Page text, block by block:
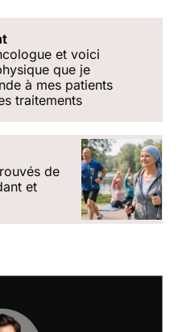
et voici
que je
à mes patients
traitements
de
et